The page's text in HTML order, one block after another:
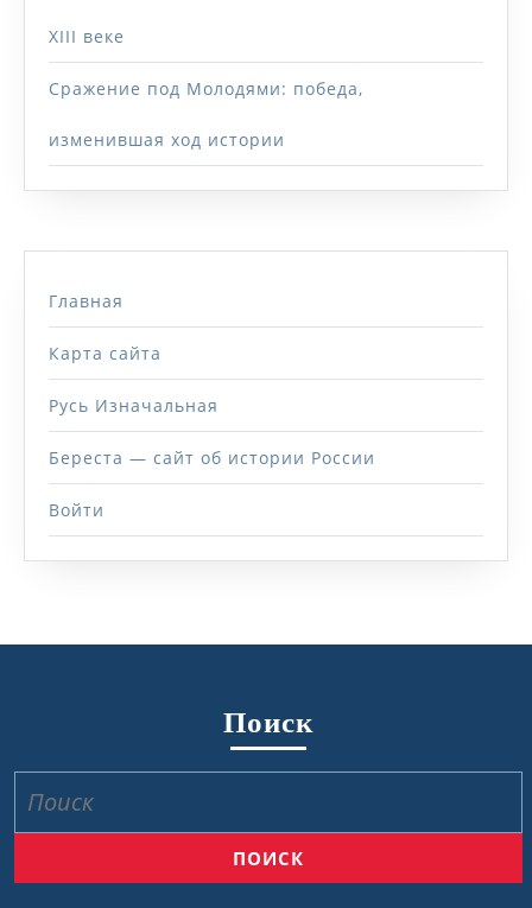
XIII веке
Сражение под Молодями: победа,
изменившая ход истории
Главная
Карта сайта
Русь Изначальная
Береста — сайт об истории России
Войти
Поиск